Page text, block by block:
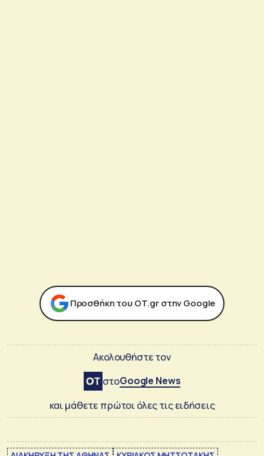
Προσθήκη του ΟΤ.gr στην Google
Ακολουθήστε τον
στοGoogle News
και μάθετε πρώτοι όλες τις ειδήσεις